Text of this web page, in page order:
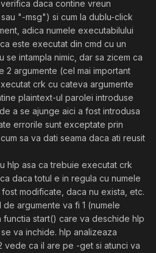
daca contine vreun
"-msg") si cum la dublu-click
adica numele executabilului
este executat din cmd cu un
se intampla nimic, dar sa zicem ca
2 argumente (cel mai important
crk cu cateva argumente
plaintext-ul parolei introduse
a se ajunge aici a fost introdusa
errorile sunt exceptate prin
sa va dati seama daca ati reusit
hlp asa ca trebuie executat crk
daca totul e in regula cu numele
modificate, daca nu exista, etc.
argumente va fi 1 (numele
start() care va deschide hlp
va inchide. hlp analizeaza
vede ca il are pe -get si atunci va